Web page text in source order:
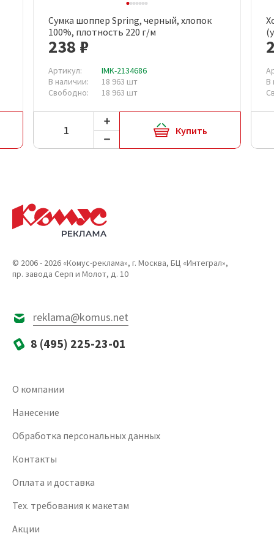
Сумка шоппер Spring, черный, хлопок
100%, плотность 220 г/м
238 ₽
Артикул:
IMK-2134686
В наличии:
18 963 шт
Свободно:
18 963 шт
Купить
В
© 2006 - 2026 «Комус-реклама», г. Москва, БЦ «Интеграл»,
пр. завода Серп и Молот, д. 10
reklama@komus.net
8 (495) 225-23-01
О компании
Нанесение
Обработка персональных данных
Контакты
Оплата и доставка
Тех. требования к макетам
Акции